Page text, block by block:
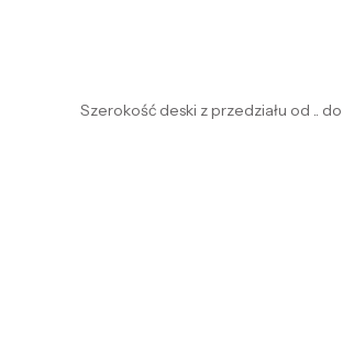
Szerokość deski z przedziału od .. do